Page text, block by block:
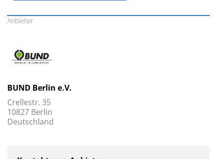
Anbieter
BUND Berlin e.V.
Crellestr. 35
10827 Berlin
Deutschland